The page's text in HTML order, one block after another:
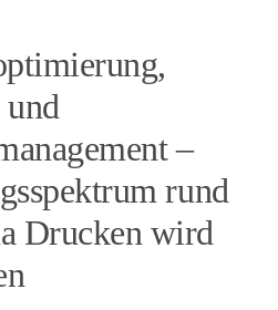
–
rund
Drucken wird